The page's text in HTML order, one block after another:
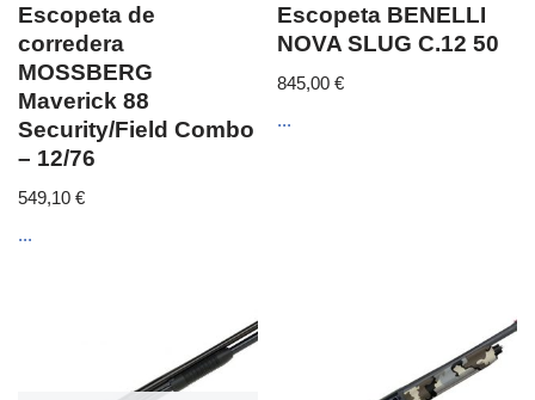
Escopeta de
corredera
MOSSBERG
Maverick 88
Security/Field Combo
– 12/76
549,10 €
...
Escopeta BENELLI
NOVA SLUG C.12 50
845,00€
...